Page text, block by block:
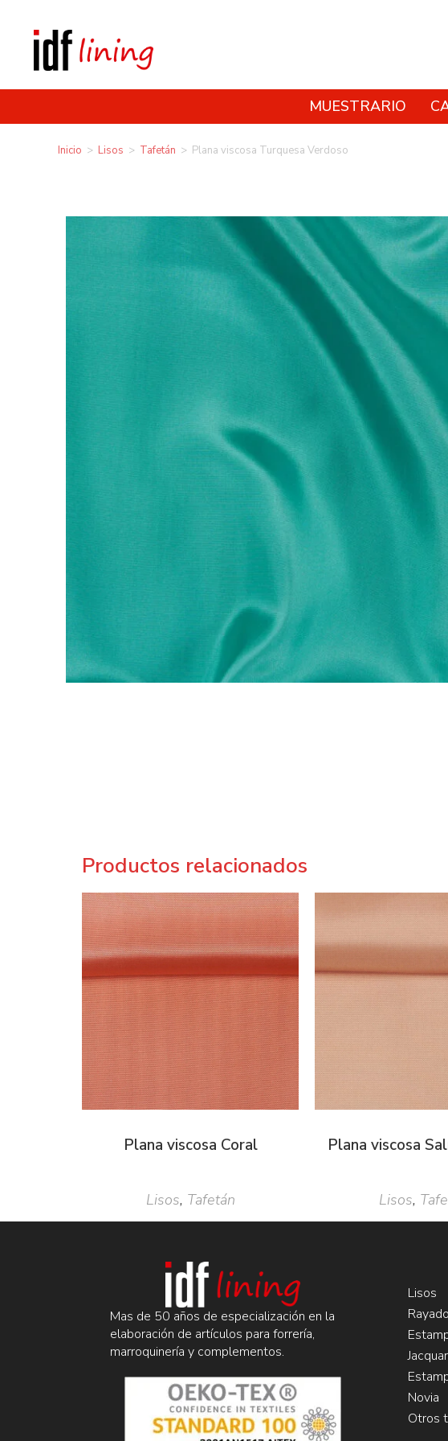
MUESTRARIO
Inicio > Lisos > Tafetán > Plana viscosa Turquesa Verdoso
Productos relacionados
Plana viscosa Coral
Lisos, Tafetán
Plana viscosa
Lisos,
Mas de 50 años de especialización en la
elaboración de artículos para forrería,
marroquinería y complementos.
Lisos
Novia
Otros